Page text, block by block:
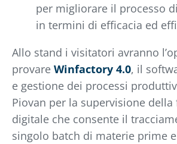
per migliorare il processo
in termini di efficacia ed
Allo stand i visitatori avranno
provare Winfactory 4.0, il
e gestione dei processi
Piovan per la supervisione della
digitale che consente il
singolo batch di materie prime